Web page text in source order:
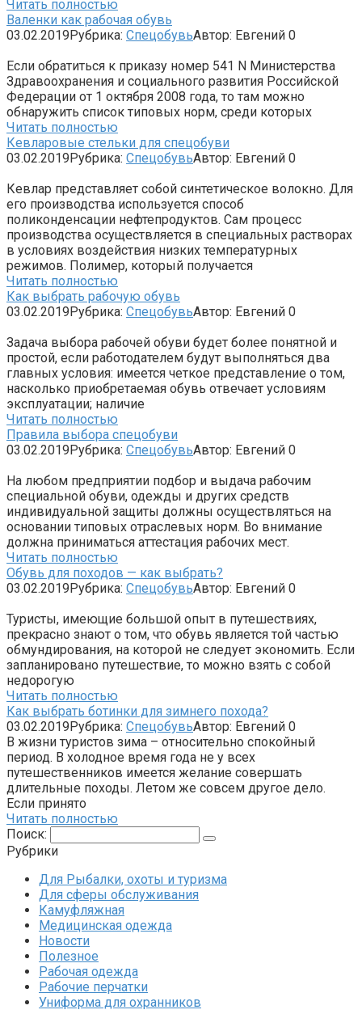
Читать полностью
Валенки как рабочая обувь
03.02.2019Рубрика: СпецобувьАвтор: Евгений 0
Если обратиться к приказу номер 541 N Министерства
Здравоохранения и социального развития Российской
Федерации от 1 октября 2008 года, то там можно
обнаружить список типовых норм, среди которых
Читать полностью
Кевларовые стельки для спецобуви
03.02.2019Рубрика: СпецобувьАвтор: Евгений 0
Кевлар представляет собой синтетическое волокно. Для
его производства используется способ
поликонденсации нефтепродуктов. Сам процесс
производства осуществляется в специальных растворах
в условиях воздействия низких температурных
режимов. Полимер, который получается
Читать полностью
Как выбрать рабочую обувь
03.02.2019Рубрика: СпецобувьАвтор: Евгений 0
Задача выбора рабочей обуви будет более понятной и
простой, если работодателем будут выполняться два
главных условия: имеется четкое представление о том,
насколько приобретаемая обувь отвечает условиям
эксплуатации; наличие
Читать полностью
Правила выбора спецобуви
03.02.2019Рубрика: СпецобувьАвтор: Евгений 0
На любом предприятии подбор и выдача рабочим
специальной обуви, одежды и других средств
индивидуальной защиты должны осуществляться на
основании типовых отраслевых норм. Во внимание
должна приниматься аттестация рабочих мест.
Читать полностью
Обувь для походов — как выбрать?
03.02.2019Рубрика: СпецобувьАвтор: Евгений 0
Туристы, имеющие большой опыт в путешествиях,
прекрасно знают о том, что обувь является той частью
обмундирования, на которой не следует экономить. Если
запланировано путешествие, то можно взять с собой
недорогую
Читать полностью
Как выбрать ботинки для зимнего похода?
03.02.2019Рубрика: СпецобувьАвтор: Евгений 0
В жизни туристов зима – относительно спокойный
период. В холодное время года не у всех
путешественников имеется желание совершать
длительные походы. Летом же совсем другое дело.
Если принято
Читать полностью
Поиск:
Рубрики
Для Рыбалки, охоты и туризма
Для сферы обслуживания
Камуфляжная
Медицинская одежда
Новости
Полезное
Рабочая одежда
Рабочие перчатки
Униформа для охранников